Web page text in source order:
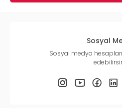
Sosyal
Sosyal medya